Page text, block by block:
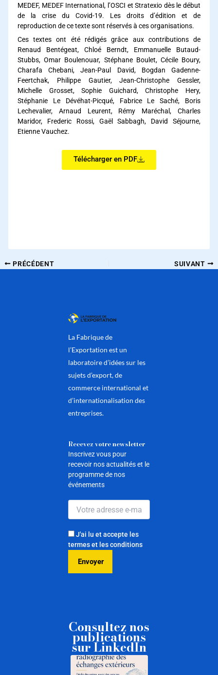
MEDEF, MEDEF International, l’OSCI et Stratexio dès le début
de la crise du Covid-19. Les droits d’édition et de
reproduction de ce texte sont réservés à ces organisations.
Ces textes ont été rédigés grâce aux contributions de
Renaud Bentégeat, Chloé Berndt, Emmanuelle Butaud-
Stubbs, Omar Boulenouar, Stéphane Boulet, Cécile Boury,
Charafa Chebani, Jean-Paul David, Bogdan Gadenne-
Feertchak, Philippe Gautier, Jean-Christophe Gessler,
Michelle Grosset, Sophie Guichard, Christophe Hery,
Stéphanie Le Dévéhat-Picqué, Fabrice Le Saché, Boris
Lechevalier, Arnaud Leurent, Rémy Maréchal, Charles
Maridor, Frederic Rossi, Gaël Sabbagh, David Séjourne,
Etienne Vauchez.
Télécharger en PDF
PRÉCÉDENT SUIVANT
La Fabrique de
l’Exportation est un
laboratoire d’idées sur les
sujets d’export, de
commerce international et
d’internationalisation des
entreprises.
Recevez votre newsletter
Inscrivez vous pour
recevoir nos actualités et le
programme de nos
événements
J'ai lu et accepte les
termes et les conditions
Consultez nos
publications
sur LinkedIn